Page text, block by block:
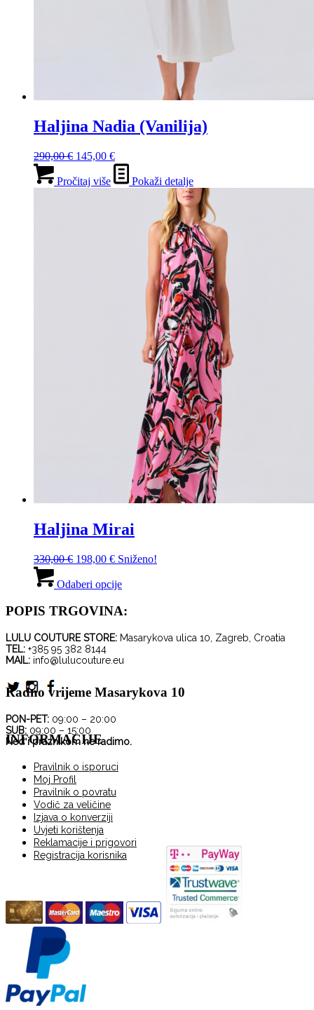
Haljina Nadia (Vanilija)
290,00€ Izvorna
bila
145,00 €Trenutna
cijena
je:
Pročitaj više Pokaži detalje
Haljina Mirai
330,00€ Izvorna
bila
330,00 €.
198,00 €Trenutna
je:
Sniženo!
Odaberi opcijeproizvod
više
Opcije
mogu
stranici
POPIS TRGOVINA:
LULU COUTURE STORE: Masarykova ulica 10, Zagreb, Croatia
TEL: +385 95 382 8144
MAIL: info@lulucouture.eu
Radno vrijeme Masarykova 10
PON-PET: 09:00 – 20:00
SUB: 09:00 – 15:00
Ned i praznikom ne radimo.
INFORMACIJE
Pravilnik o isporuci
Moj Profil
Pravilnik o povratu
Vodič za veličine
Izjava o konverziji
Uvjeti korištenja
Reklamacije i prigovori
Registracija korisnika